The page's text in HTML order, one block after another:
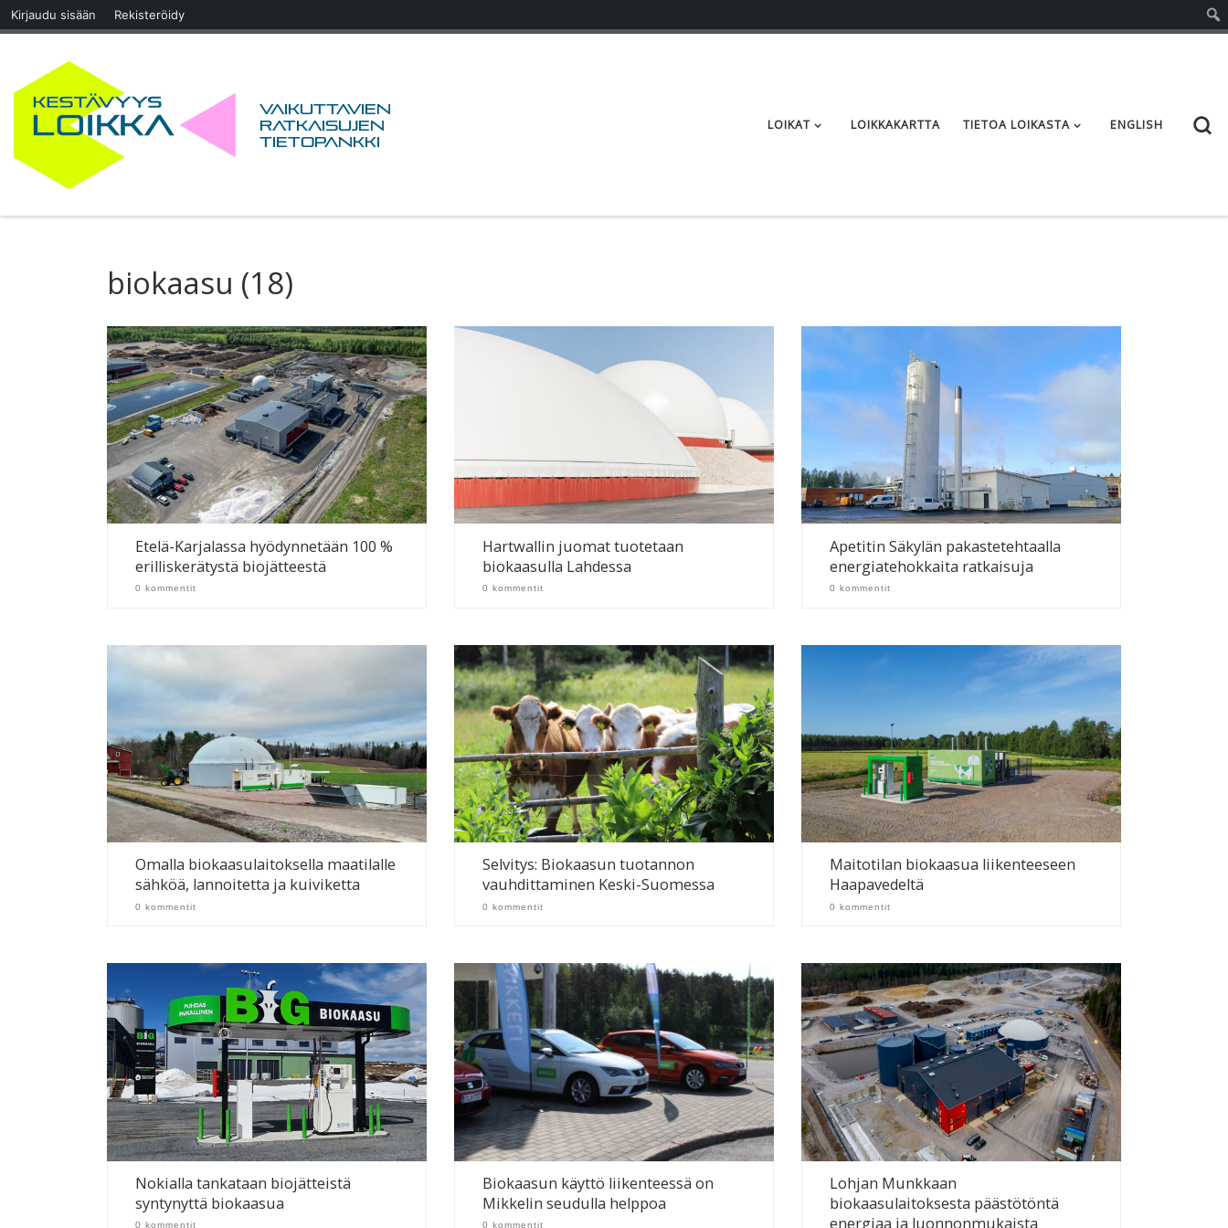
Kirjaudu sisään Rekisteröidy
Skip to content
Vaikuttavien
ratkaisujen
tietopankki
LOIKAT LOIKKAKARTTA TIETOA LOIKASTA ENGLISH
biokaasu (18)
Etelä-Karjalassa hyödynnetään 100 %
erilliskerätystä biojätteestä
0 kommentit
Hartwallin juomat tuotetaan
biokaasulla Lahdessa
0 kommentit
Apetitin Säkylän pakastetehtaalla
energiatehokkaita ratkaisuja
0 kommentit
Omalla biokaasulaitoksella maatilalle
sähköä, lannoitetta ja kuiviketta
0 kommentit
Selvitys: Biokaasun tuotannon
vauhdittaminen Keski-Suomessa
0 kommentit
Maitotilan biokaasua liikenteeseen
Haapavedeltä
0 kommentit
Nokialla tankataan biojätteistä
syntynyttä biokaasua
0 kommentit
Biokaasun käyttö liikenteessä on
Mikkelin seudulla helppoa
0 kommentit
Lohjan Munkkaan
biokaasulaitoksesta päästötöntä
energiaa ja luonnonmukaista